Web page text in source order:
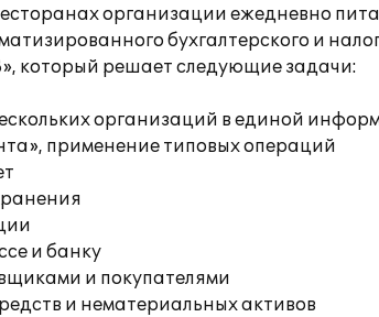
организации ежедневно
бухгалтерского и
который решает следующие задачи:
организаций в единой
применение типовых операций
и банку
и покупателями
и нематериальных активов